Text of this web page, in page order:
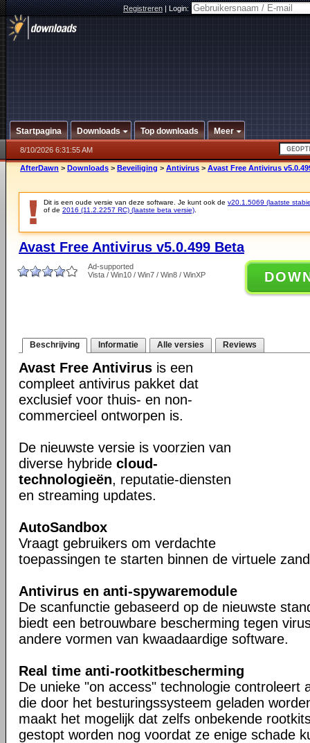
Registreren|Login:
Startpagina Downloads Top downloads Meer
8/10/2026 6:31:55 AM
AfterDawn > Downloads > Beveiliging > Antivirus > Avast Free Antivirus
Dit is een oude versie van deze software. Je kunt ook de v20.1.5069 (laatste
of de 2016 (11.2.2257 RC) (laatste beta versie)
Avast Free Antivirus v5.0.499 Beta
Ad-supported
Vista / Win10 / Win7 / Win8 / WinXP
Beschrijving Informatie Alle versies Reviews
Avast Free Antivirus is een
compleet antivirus pakket dat
exclusief voor thuis- en non-
commercieel ontworpen is.
De nieuwste versie is voorzien van
diverse hybride cloud-
technologieën, reputatie-diensten
en streaming updates.
AutoSandbox
Vraagt gebruikers om verdachte
toepassingen te starten binnen de virtuele
Antivirus en anti-spywaremodule
De scanfunctie gebaseerd op de nieuwste
biedt een betrouwbare bescherming tegen
andere vormen van kwaadaardige software.
Real time anti-rootkitbescherming
De unieke "on access" technologie controleert
die door het besturingssysteem geladen
maakt het mogelijk dat zelfs onbekende
gestopt worden nog voordat ze enige schade